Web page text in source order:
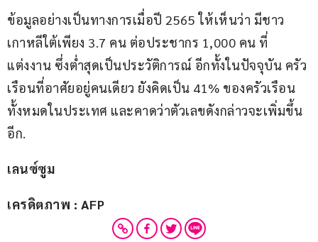
ข้อมูลอย่างเป็นทางการเมื่อปี 2565 ให้เห็นว่า มีชาว
เกาหลีใต้เพียง 3.7 คน ต่อประชากร 1,000 คน ที่
แต่งงาน ซึ่งต่ำสุดเป็นประวัติการณ์ อีกทั้งในปัจจุบัน ครัว
เรือนที่อาศัยอยู่คนเดียว ยังคิดเป็น 41% ของครัวเรือน
ทั้งหมดในประเทศ และคาดว่าตัวเลขดังกล่าวจะเพิ่มขึ้น
อีก.
เลนซ์ซูม
เครดิตภาพ : AFP